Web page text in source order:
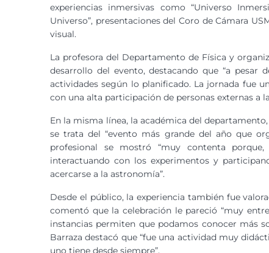
experiencias inmersivas como “Universo
Universo”, presentaciones del Coro de Cámara
visual.
La profesora del Departamento de Física y
desarrollo del evento, destacando que “a pesar
actividades según lo planificado. La jornada fue
con una alta participación de personas externas a
En la misma línea, la académica del
se trata del “evento más grande del año que
profesional se mostró “muy contenta
interactuando con los experimentos y
acercarse a la astronomía”.
Desde el público, la experiencia también fue
comentó que la celebración le pareció “muy
instancias permiten que podamos conocer más
Barraza destacó que “fue una actividad muy
uno tiene desde siempre”.